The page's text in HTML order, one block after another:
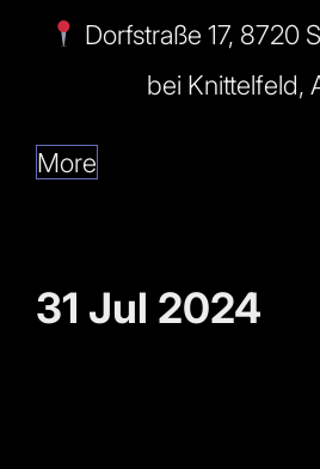
Dorfstraße 17, 8720
bei Knittelfeld,
More
31 Jul 2024